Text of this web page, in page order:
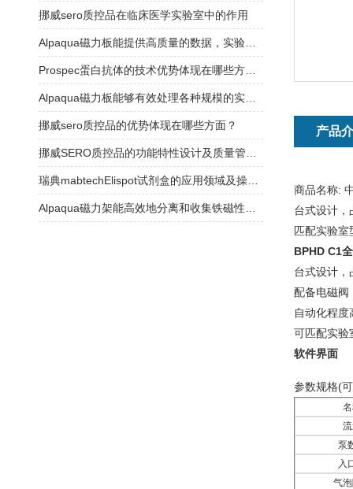
产品
商品名称:
台式设计，
匹配实验
BPHD C1
台式设计，
配备电磁阀
自动化程
可匹配实验
软件界面
参数规格(
泵
入
气
挪威sero质控品在临床医学实验室中的作用
挪威sero质控品的优势体现在哪些方面？